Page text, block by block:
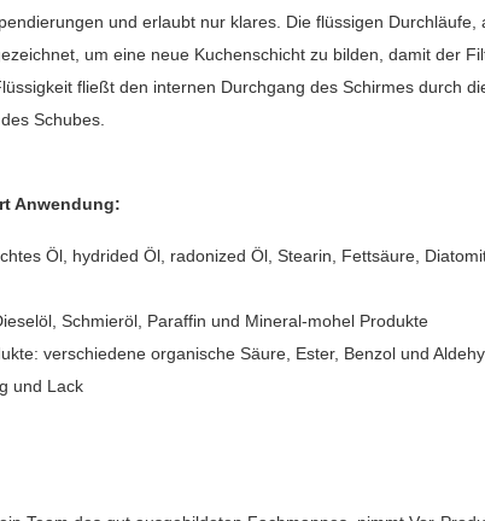
und erlaubt nur klares. Die flüssigen
um eine neue Kuchenschicht zu bilden, damit der
fließt den internen Durchgang des Schirmes durch
Schubes.
Anwendung:
Öl, hydrided Öl, radonized Öl, Stearin, Fettsäure,
Schmieröl, Paraffin und Mineral-mohel Produkte
verschiedene organische Säure, Ester, Benzol und
und Lack